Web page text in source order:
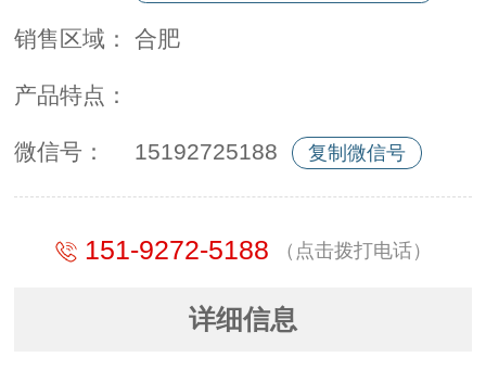
销售区域： 合肥
产品特点：
微信号： 15192725188 复制微信号
151-9272-5188 （点击拨打电话）
详细信息